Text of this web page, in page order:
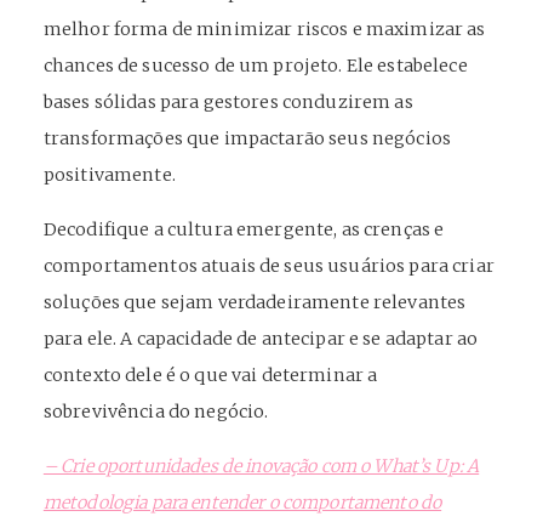
melhor forma de minimizar riscos e maximizar as
chances de sucesso de um projeto. Ele estabelece
bases sólidas para gestores conduzirem as
transformações que impactarão seus negócios
positivamente.
Decodifique a cultura emergente, as crenças e
comportamentos atuais de seus usuários para criar
soluções que sejam verdadeiramente relevantes
para ele. A capacidade de antecipar e se adaptar ao
contexto dele é o que vai determinar a
sobrevivência do negócio.
– Crie oportunidades de inovação com o What’s Up: A
metodologia para entender o comportamento do